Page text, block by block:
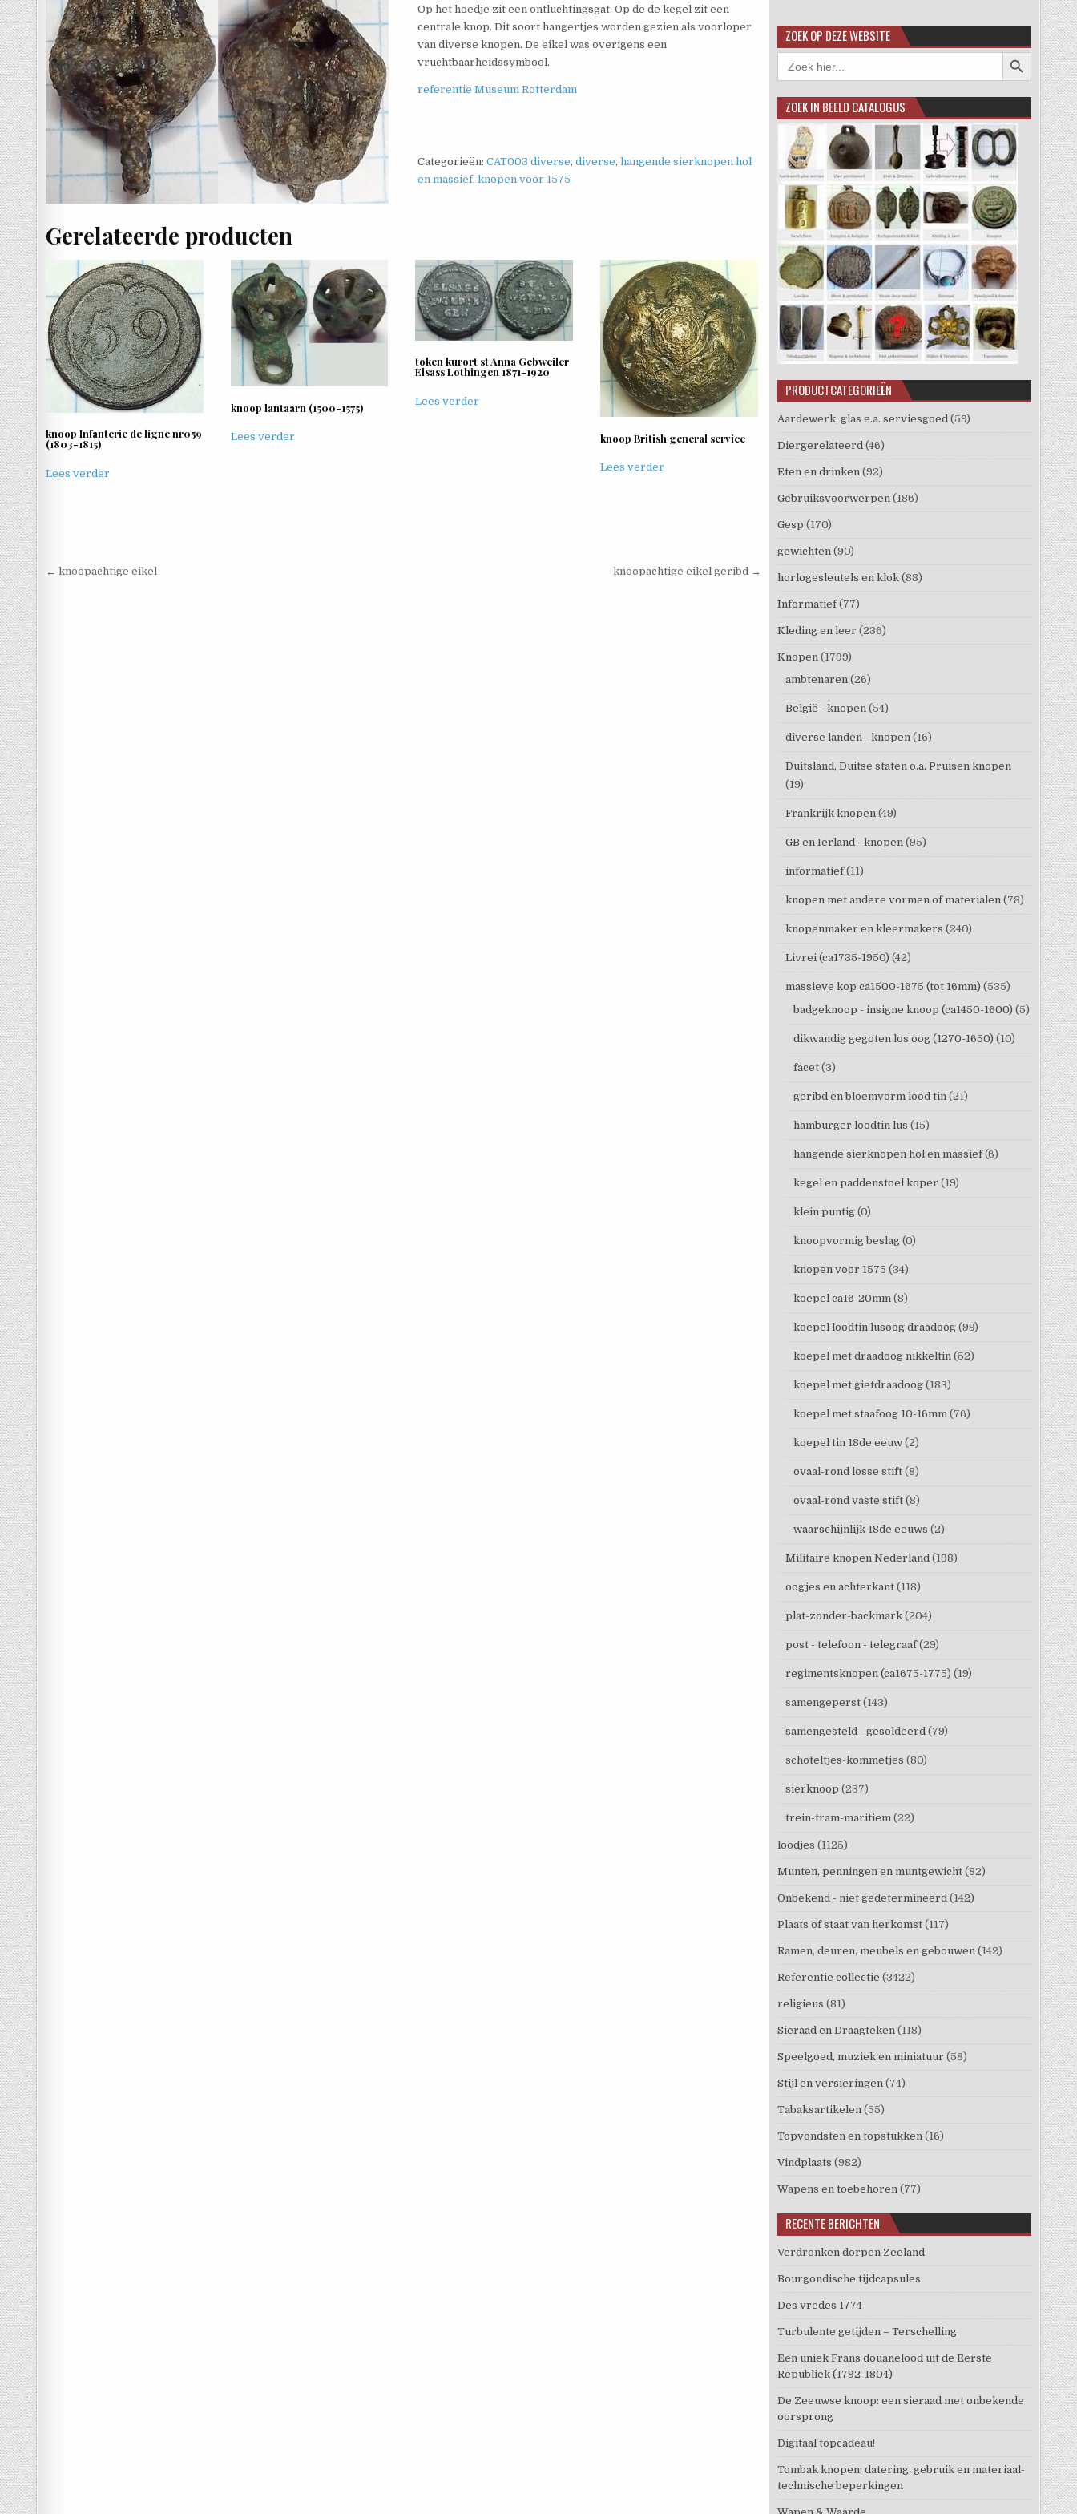
Op het hoedje zit een ontluchtingsgat. Op de de kegel zit een
centrale knop. Dit soort hangertjes worden gezien als voorloper
van diverse knopen. De eikel was overigens een
vruchtbaarheidssymbool.
referentie Museum Rotterdam
Categorieën:CAT003 diverse,diverse,hangende sierknopen hol
en massief,knopen voor 1575
Gerelateerde producten
knoop Infanterie de ligne nr059
(1803-1815)
Lees verder
knoop lantaarn (1500-1575)
Lees verder
token kurort st Anna Gebweiler
Elsass Lothingen 1871-1920
Lees verder
knoop British general service
Lees verder
Berichtnavigatie
← knoopachtige eikel knoopachtige eikel geribd →
ZOEK OP DEZE WEBSITE
Zoek
naar:
Zoekknop
ZOEK IN BEELD CATALOGUS
PRODUCTCATEGORIEËN
Aardewerk, glas e.a. serviesgoed (59)
Diergerelateerd (46)
Eten en drinken (92)
Gebruiksvoorwerpen (186)
Gesp (170)
gewichten (90)
horlogesleutels en klok (88)
Informatief (77)
Kleding en leer (236)
Knopen (1799)
ambtenaren (26)
België - knopen (54)
diverse landen - knopen (16)
Duitsland, Duitse staten o.a. Pruisen knopen
(19)
Frankrijk knopen (49)
GB en Ierland - knopen (95)
informatief (11)
knopen met andere vormen of materialen (78)
knopenmaker en kleermakers (240)
Livrei (ca1735-1950) (42)
massieve kop ca1500-1675 (tot 16mm) (535)
badgeknoop - insigne knoop (ca1450-1600) (5)
dikwandig gegoten los oog (1270-1650) (10)
facet (3)
geribd en bloemvorm lood tin (21)
hamburger loodtin lus (15)
hangende sierknopen hol en massief (6)
kegel en paddenstoel koper (19)
klein puntig (0)
knoopvormig beslag (0)
knopen voor 1575 (34)
koepel ca16-20mm (8)
koepel loodtin lusoog draadoog (99)
koepel met draadoog nikkeltin (52)
koepel met gietdraadoog (183)
koepel met staafoog 10-16mm (76)
koepel tin 18de eeuw (2)
ovaal-rond losse stift (8)
ovaal-rond vaste stift (8)
waarschijnlijk 18de eeuws (2)
Militaire knopen Nederland (198)
oogjes en achterkant (118)
plat-zonder-backmark (204)
post - telefoon - telegraaf (29)
regimentsknopen (ca1675-1775) (19)
samengeperst (143)
samengesteld - gesoldeerd (79)
schoteltjes-kommetjes (80)
sierknoop (237)
trein-tram-maritiem (22)
loodjes (1125)
Munten, penningen en muntgewicht (82)
Onbekend - niet gedetermineerd (142)
Plaats of staat van herkomst (117)
Ramen, deuren, meubels en gebouwen (142)
Referentie collectie (3422)
religieus (81)
Sieraad en Draagteken (118)
Speelgoed, muziek en miniatuur (58)
Stijl en versieringen (74)
Tabaksartikelen (55)
Topvondsten en topstukken (16)
Vindplaats (982)
Wapens en toebehoren (77)
RECENTE BERICHTEN
Verdronken dorpen Zeeland
Bourgondische tijdcapsules
Des vredes 1774
Turbulente getijden – Terschelling
Een uniek Frans douanelood uit de Eerste
Republiek (1792-1804)
De Zeeuwse knoop: een sieraad met onbekende
oorsprong
Digitaal topcadeau!
Tombak knopen: datering, gebruik en materiaal-
technische beperkingen